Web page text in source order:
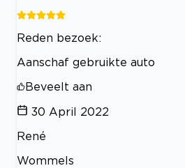
Reden bezoek:
Aanschaf gebruikte auto
Beveelt aan
30 April 2022
René
Wommels